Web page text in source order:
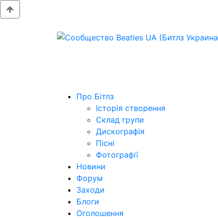
Про Бітлз
Історія створення
Склад групи
Дискографія
Пісні
Фотографії
Новини
Форум
Заходи
Блоги
Оголошення